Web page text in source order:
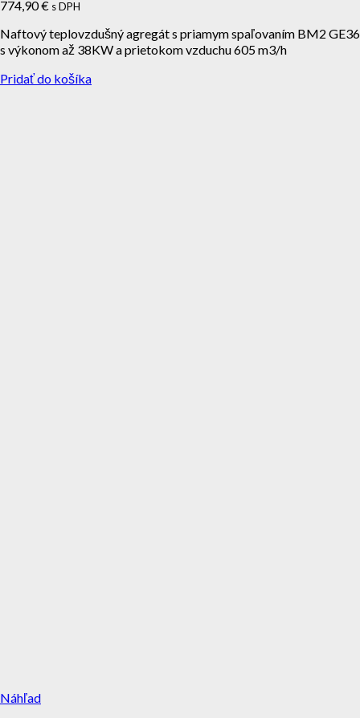
774,90€ s DPH
Naftový teplovzdušný agregát s priamym spaľovaním BM2 GE36
s výkonom až 38KW a prietokom vzduchu 605 m3/h
Pridať do košíka
Náhľad